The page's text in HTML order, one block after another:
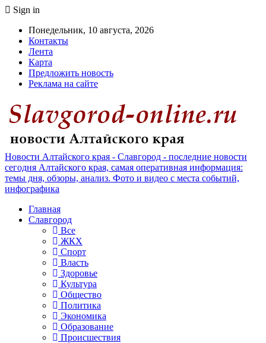
Sign in
Понедельник, 10 августа, 2026
Контакты
Лента
Карта
Предложить новость
Реклама на сайте
Новости Алтайского края - Славгород - последние новости
сегодня Алтайского края, самая оперативная информация:
темы дня, обзоры, анализ. Фото и видео с места событий,
инфографика
Главная
Славгород
Все
ЖКХ
Спорт
Власть
Здоровье
Культура
Общество
Политика
Экономика
Образование
Происшествия